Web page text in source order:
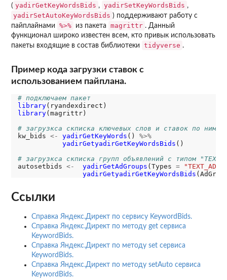
( yadirGetKeyWordsBids , yadirSetKeyWordsBids ,
yadirSetAutoKeyWordsBids ) поддерживают работу с
пайплайнами
%>% из пакета magrittr . Данный
функционал широко известен всем, кто привык использовать
пакеты входящие в состав библиотеки
tidyverse .
Пример кода загрузки ставок с
использованием пайплана.
# подключаем пакет
library
library(magrittr)
# загрузкса скписка ключевых слов и ставок по ним с
kw_bids <- yadirGetKeyWords () %>%
yadirGetyadirGetKeyWordsBids ()
# загрузкса скписка групп объявлений с типом
autosetbids <- yadirGetAdGroups (Types =
yadirGetyadirGetKeyWordsBids
Ссылки
Справка Яндекс.Директ по сервису KeywordBids.
Справка Яндекс.Директ по методу get сервиса
KeywordBids.
Справка Яндекс.Директ по методу set сервиса
KeywordBids.
Справка Яндекс.Директ по методу setAuto сервиса
KeywordBids.